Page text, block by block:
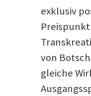
exklusiv
von
gleiche